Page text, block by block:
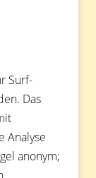
Surf-
Das
Analyse
anonym;